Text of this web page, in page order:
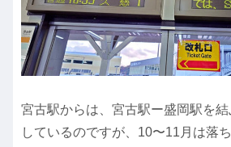
宮古駅からは、宮古駅ー盛岡駅を
しているのですが、10〜11月は落